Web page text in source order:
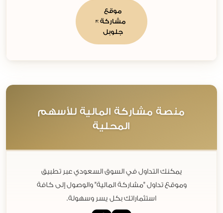
موقع
مشاركة
جلوبل
منصة مشاركة المالية للأسهم
المحلية
يمكنك التداول في السوق السعودي عبر تطبيق
وموقع تداول "مشاركة المالية" والوصول إلى كافة
استثماراتك بكل يسر وسهولة.